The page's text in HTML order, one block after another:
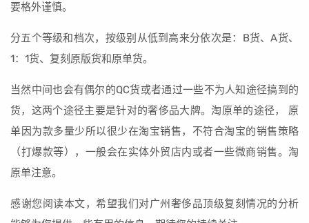
要格外谨慎。
分五个等级和档次，按级别从低到高来分依次是：B货、A货、
1：1货、复刻原版货和原单货。
当然中间也会有偶尔的QC货或者通过一些不为人知途径搞到的
货，这两个途径主要是针对的奢侈品大牌。淘原单的途径， 原
单因为款多量少所以很少在淘宝销售，不符合淘宝的销售策略
（打爆款等），一般会在实体外贸店内或者一些微商销售。淘
原单注意。
感谢您阅读本文，希望我们对广州奢侈品顶级复刻情况的分析